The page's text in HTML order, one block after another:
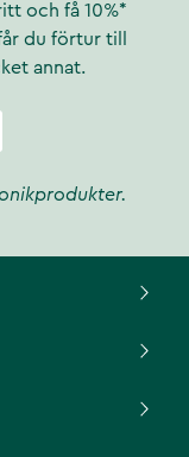
och få 10%*
du förtur till
annat.